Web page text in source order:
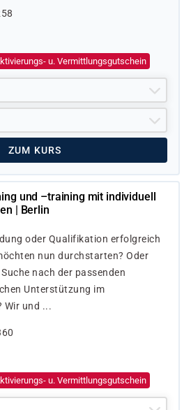
u. Vermittlungsgutschein
ZUM KURS
und –training mit individuell
| Berlin
oder Qualifikation erfolgreich
nun durchstarten? Oder
nach der passenden
Unterstützung im
Wir und ...
u. Vermittlungsgutschein